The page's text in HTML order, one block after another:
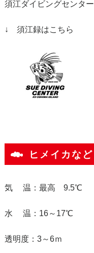
須江ダイビングセンター
↓ 須江録はこちら
ヒメイカなど
気 温：最高 9.5℃
水 温：16～17℃
透明度：3～6ｍ